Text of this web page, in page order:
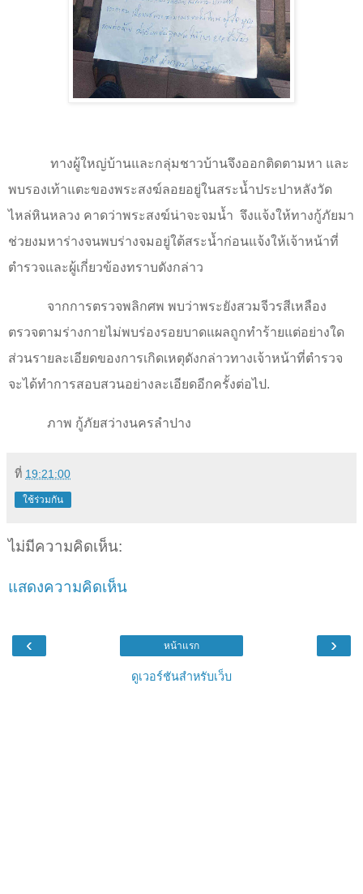
ทางผู้ใหญ่บ้านและกลุ่มชาวบ้านจึงออกติดตามหา และ
พบรองเท้าแตะของพระสงฆ์ลอยอยู่ในสระน้ำประปาหลังวัด
ไหล่หินหลวง คาดว่าพระสงฆ์น่าจะจมน้ำ จึงแจ้งให้ทางกู้ภัยมา
ช่วยงมหาร่างจนพบร่างจมอยู่ใต้สระน้ำก่อนแจ้งให้เจ้าหน้าที่
ตำรวจและผู้เกี่ยวข้องทราบดังกล่าว
จากการตรวจพลิกศพ พบว่าพระยังสวมจีวรสีเหลือง
ตรวจตามร่างกายไม่พบร่องรอยบาดแผลถูกทำร้ายแต่อย่างใด
ส่วนรายละเอียดของการเกิดเหตุดังกล่าวทางเจ้าหน้าที่ตำรวจ
จะได้ทำการสอบสวนอย่างละเอียดอีกครั้งต่อไป.
ภาพ กู้ภัยสว่างนครลำปาง
ที่ 19:21:00
ใช้ร่วมกัน
ไม่มีความคิดเห็น:
แสดงความคิดเห็น
‹ ›
หน้าแรก
ดูเวอร์ชันสำหรับเว็บ